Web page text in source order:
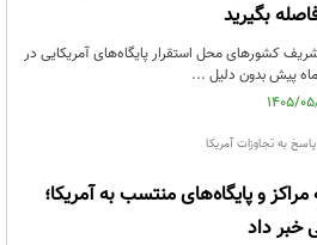
بگیرید
کشورهای محل استقرار پایگاه‌های آمریکایی در
پیش بدون دلیل ...
و پایگاه‌های منتسب به آمریکا؛
خبر داد